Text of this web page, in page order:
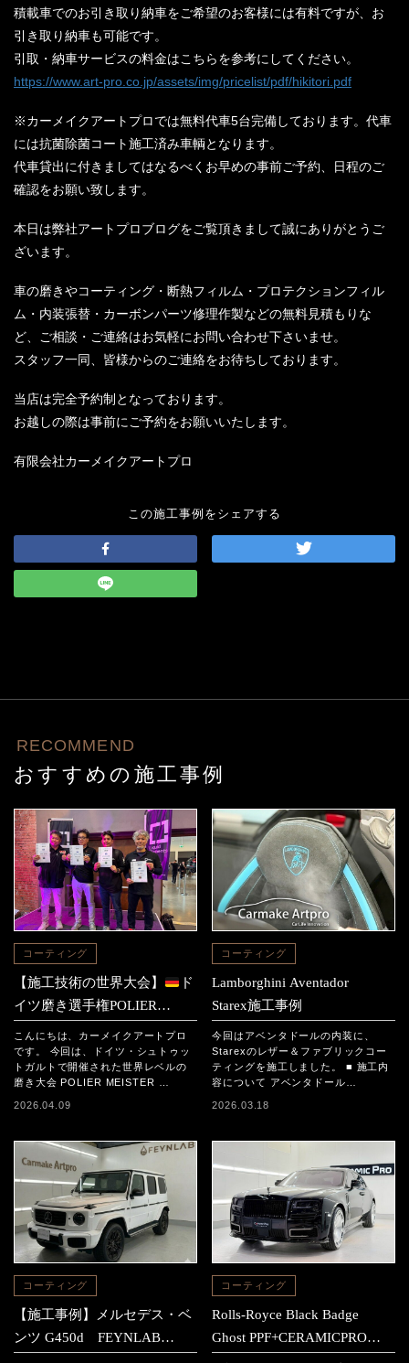
積載車でのお引き取り納車をご希望のお客様には有料ですが、お
引き取り納車も可能です。
引取・納車サービスの料金はこちらを参考にしてください。
https://www.art-pro.co.jp/assets/img/pricelist/pdf/hikitori.pdf
※カーメイクアートプロでは無料代車5台完備しております。代車
には抗菌除菌コート施工済み車輌となります。
代車貸出に付きましてはなるべくお早めの事前ご予約、日程のご
確認をお願い致します。
本日は弊社アートプロブログをご覧頂きまして誠にありがとうご
ざいます。
車の磨きやコーティング・断熱フィルム・プロテクションフィル
ム・内装張替・カーボンパーツ修理作製などの無料見積もりな
ど、ご相談・ご連絡はお気軽にお問い合わせ下さいませ。
スタッフ一同、皆様からのご連絡をお待ちしております。
当店は完全予約制となっております。
お越しの際は事前にご予約をお願いいたします。
有限会社カーメイクアートプロ
この施工事例をシェアする
RECOMMEND
おすすめの施工事例
コーティング
【施工技術の世界大会】
ド
イツ磨き選手権POLIER
MEISTER SCHAFT2025に参
加｜日本チームの結果と現地
レポート
こんにちは、カーメイクアートプロ
です。 今回は、ドイツ・シュトゥッ
トガルトで開催された世界レベルの
磨き大会 POLIER MEISTER …
2026.04.09
コーティング
Lamborghini Aventador
Starex施工事例
今回はアベンタドールの内装に、
Starexのレザー＆ファブリックコー
ティングを施工しました。 ■ 施工内
容について アベンタドール…
2026.03.18
コーティング
【施工事例】メルセデス・ベ
ンツ G450d FEYNLAB
コーティング
Rolls-Royce Black Badge
Ghost PPF+CERAMICPRO